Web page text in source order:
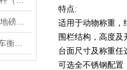
特点:
适用于动物称重，
围栏结构，高度
台面尺寸及称重任
可选全不锈钢配置